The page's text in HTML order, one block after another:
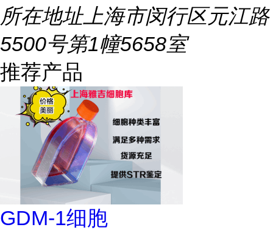
所在地址上海市闵行区元江路
5500号第1幢5658室
推荐产品
GDM-1细胞